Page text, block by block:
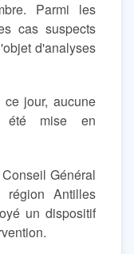
Parmi les
cas suspects
d'analyses
jour, aucune
été mise en
Général
Antilles
un dispositif